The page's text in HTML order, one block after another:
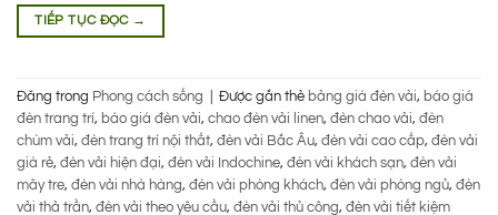
TIẾP TỤC ĐỌC →
Đăng trong Phong cách sống Được gắn thẻ bảng giá đèn vải, báo giá
đèn trang trí, báo giá đèn vải, chao đèn vải linen, đèn chao vải, đèn
chùm vải, đèn trang trí nội thất, đèn vải Bắc Âu, đèn vải cao cấp, đèn vải
giá rẻ, đèn vải hiện đại, đèn vải Indochine, đèn vải khách sạn, đèn vải
mây tre, đèn vải nhà hàng, đèn vải phòng khách, đèn vải phòng ngủ, đèn
vải thả trần, đèn vải theo yêu cầu, đèn vải thủ công, đèn vải tiết kiệm